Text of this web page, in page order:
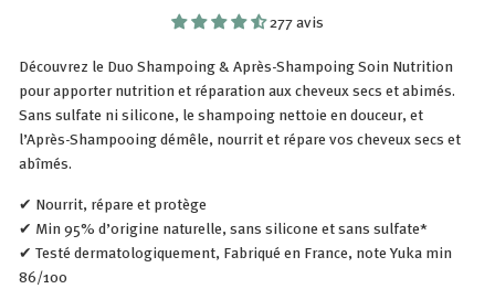
277 avis
Découvrez le Duo Shampoing & Après-Shampoing Soin Nutrition
pour apporter nutrition et réparation aux cheveux secs et abimés.
Sans sulfate ni silicone, le shampoing nettoie en douceur, et
l’Après-Shampooing démêle, nourrit et répare vos cheveux secs et
abîmés.
✔ Nourrit, répare et protège
✔ Min 95% d’origine naturelle, sans silicone et sans sulfate*
✔ Testé dermatologiquement, Fabriqué en France, note Yuka min
86/100